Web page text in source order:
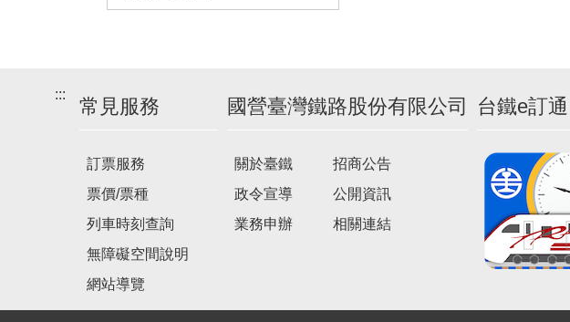
:::
常見服務
訂票服務
票價/票種
列車時刻查詢
無障礙空間說明
網站導覽
國營臺灣鐵路股份有限公司
關於臺鐵
政令宣導
業務申辦
招商公告
公開資訊
相關連結
台鐵e訂通